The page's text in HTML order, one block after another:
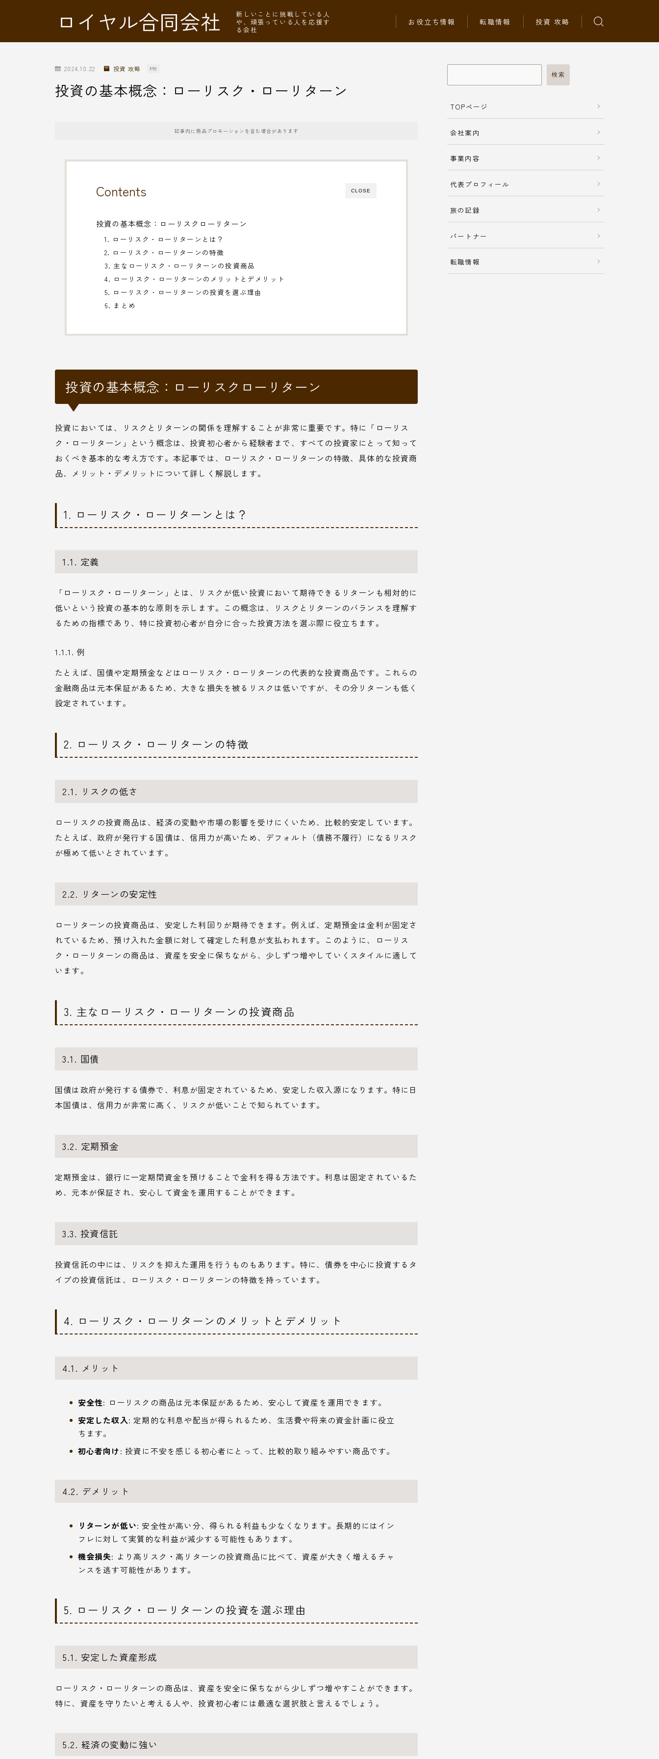
ロイヤル合同会社
新しいことに挑戦している人
や、頑張っている人を応援す
る会社
お役立ち情報 転職情報 投資 攻略
2024.10.22 投資 攻略 PR
投資の基本概念：ローリスク・ローリターン
記事内に商品プロモーションを含む場合があります
CLOSE
Contents
投資の基本概念：ローリスクローリターン
1. ローリスク・ローリターンとは？
2. ローリスク・ローリターンの特徴
3. 主なローリスク・ローリターンの投資商品
4. ローリスク・ローリターンのメリットとデメリット
5. ローリスク・ローリターンの投資を選ぶ理由
6. まとめ
投資の基本概念：ローリスクローリターン
投資においては、リスクとリターンの関係を理解することが非常に重要です。特に「ローリス
ク・ローリターン」という概念は、投資初心者から経験者まで、すべての投資家にとって知って
おくべき基本的な考え方です。本記事では、ローリスク・ローリターンの特徴、具体的な投資商
品、メリット・デメリットについて詳しく解説します。
1. ローリスク・ローリターンとは？
1.1. 定義
「ローリスク・ローリターン」とは、リスクが低い投資において期待できるリターンも相対的に
低いという投資の基本的な原則を示します。この概念は、リスクとリターンのバランスを理解す
るための指標であり、特に投資初心者が自分に合った投資方法を選ぶ際に役立ちます。
1.1.1. 例
たとえば、国債や定期預金などはローリスク・ローリターンの代表的な投資商品です。これらの
金融商品は元本保証があるため、大きな損失を被るリスクは低いですが、その分リターンも低く
設定されています。
2. ローリスク・ローリターンの特徴
2.1. リスクの低さ
ローリスクの投資商品は、経済の変動や市場の影響を受けにくいため、比較的安定しています。
たとえば、政府が発行する国債は、信用力が高いため、デフォルト（債務不履行）になるリスク
が極めて低いとされています。
2.2. リターンの安定性
ローリターンの投資商品は、安定した利回りが期待できます。例えば、定期預金は金利が固定さ
れているため、預け入れた金額に対して確定した利息が支払われます。このように、ローリス
ク・ローリターンの商品は、資産を安全に保ちながら、少しずつ増やしていくスタイルに適して
います。
3. 主なローリスク・ローリターンの投資商品
3.1. 国債
国債は政府が発行する債券で、利息が固定されているため、安定した収入源になります。特に日
本国債は、信用力が非常に高く、リスクが低いことで知られています。
3.2. 定期預金
定期預金は、銀行に一定期間資金を預けることで金利を得る方法です。利息は固定されているた
め、元本が保証され、安心して資金を運用することができます。
3.3. 投資信託
投資信託の中には、リスクを抑えた運用を行うものもあります。特に、債券を中心に投資するタ
イプの投資信託は、ローリスク・ローリターンの特徴を持っています。
4. ローリスク・ローリターンのメリットとデメリット
4.1. メリット
安全性: ローリスクの商品は元本保証があるため、安心して資産を運用できます。
安定した収入: 定期的な利息や配当が得られるため、生活費や将来の資金計画に役立
ちます。
初心者向け: 投資に不安を感じる初心者にとって、比較的取り組みやすい商品です。
4.2. デメリット
リターンが低い: 安全性が高い分、得られる利益も少なくなります。長期的にはイン
フレに対して実質的な利益が減少する可能性もあります。
機会損失: より高リスク・高リターンの投資商品に比べて、資産が大きく増えるチャ
ンスを逃す可能性があります。
5. ローリスク・ローリターンの投資を選ぶ理由
5.1. 安定した資産形成
ローリスク・ローリターンの商品は、資産を安全に保ちながら少しずつ増やすことができます。
特に、資産を守りたいと考える人や、投資初心者には最適な選択肢と言えるでしょう。
5.2. 経済の変動に強い
検索
TOPページ
会社案内
事業内容
代表プロフィール
旅の記録
パートナー
転職情報